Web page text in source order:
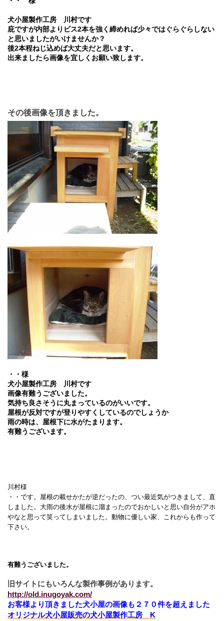
犬小屋製作工房 川村です
庇ですが内部よりビス2本を強く締めれば少々ではぐらぐらしない
と思いましたがいけませんか？
後2本程ねじ込めば大丈夫だと思います。
出来ましたら画像を宜しくお願い致します。
その後画像を頂きました。
・・様
犬小屋製作工房 川村です
画像有難うございました。
気持ち良さそうに丸まっているのがいいです。
屋根が反対ですが登りやすくしているのでしょうか
雨の時は、屋根下に水がたまります。
有難うございます。
川村様
・・です。屋根の載せかたが逆だったの、つい最近気がつきまして、直
しました。大雨の後水が屋根に溜まったのでおかしいと思い自分がアホ
やなと思って笑ってしまいました。動物に優しい家、これからも作って
下さい。
有難うございました。
旧サイトにもいろんな製作事例があります。
http://old.inugoyak.com/
お客様より頂きました犬小屋の画像も２７０件を超えました
オリジナル犬小屋販売の犬小屋製作工房 K